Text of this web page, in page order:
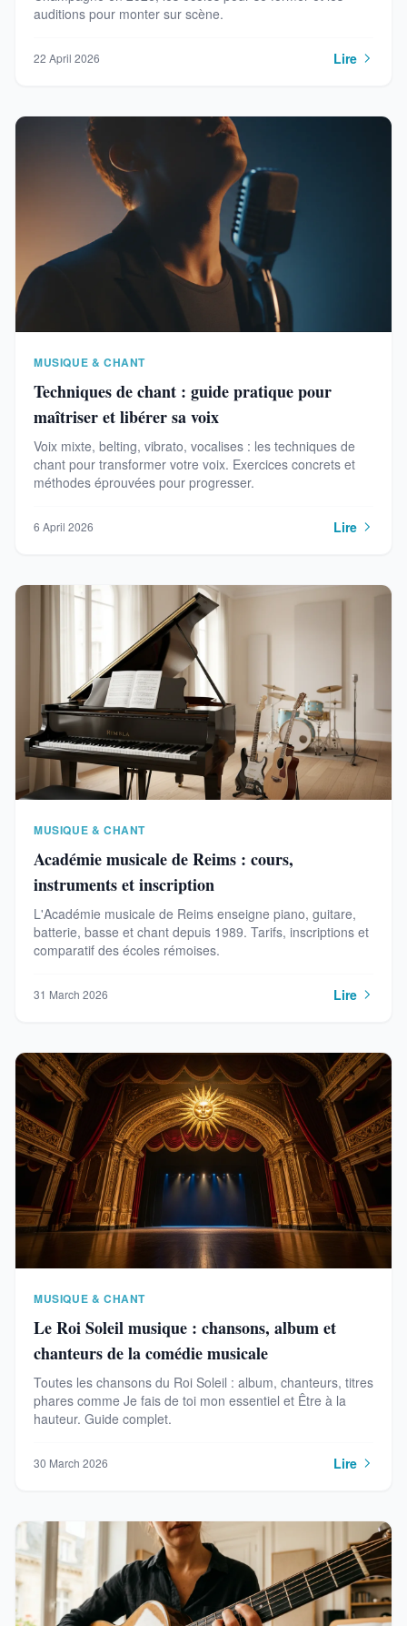
auditions pour monter sur scène.
22 April 2026 Lire
MUSIQUE & CHANT
Techniques de chant : guide pratique pour
maîtriser et libérer sa voix
Voix mixte, belting, vibrato, vocalises : les techniques de
chant pour transformer votre voix. Exercices concrets et
méthodes éprouvées pour progresser.
6 April 2026 Lire
MUSIQUE & CHANT
Académie musicale de Reims : cours,
instruments et inscription
L'Académie musicale de Reims enseigne piano, guitare,
batterie, basse et chant depuis 1989. Tarifs, inscriptions et
comparatif des écoles rémoises.
31 March 2026 Lire
MUSIQUE & CHANT
Le Roi Soleil musique : chansons, album et
chanteurs de la comédie musicale
Toutes les chansons du Roi Soleil : album, chanteurs, titres
phares comme Je fais de toi mon essentiel et Être à la
hauteur. Guide complet.
30 March 2026 Lire